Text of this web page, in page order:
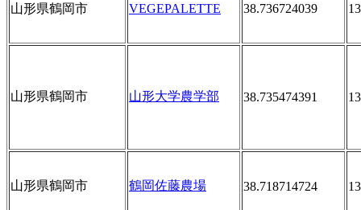
山形県鶴岡市 VEGEPALETTE 38.736724039
山形県鶴岡市 山形大学農学部 38.735474391
山形県鶴岡市 鶴岡佐藤農場 38.718714724